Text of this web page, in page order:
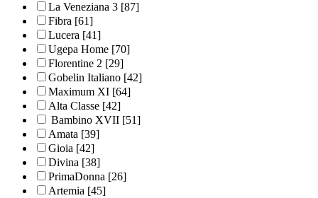
La Veneziana 3 [87]
Fibra [61]
Lucera [41]
Ugepa Home [70]
Florentine 2 [29]
Gobelin Italiano [42]
Maximum XI [64]
Alta Classe [42]
Bambino XVII [51]
Amata [39]
Gioia [42]
Divina [38]
PrimaDonna [26]
Artemia [45]